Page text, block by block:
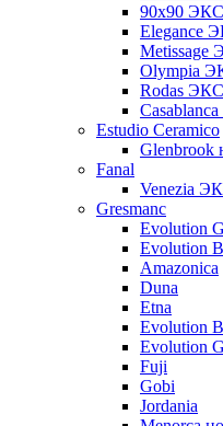
90x90
Olympia
Rodas
Estudio Ceramico
Glenbrook
Fanal
Venezia
Gresmanc
Evolution
Evolution
Amazonica
Duna
Etna
Evolution
Evolution
Fuji
Gobi
Jordania